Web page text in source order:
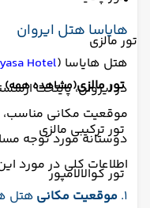
تور مالزی
تور مالزی(مشاهده همه)
تور ترکیبی مالزی
تور کوالالامپور
هایاسا هتل ایروان
هتل هایاسا (Hotel
در ایروان، پایتخت
موقعیت مکانی
دوستانه مورد توجه
اطلاعات کلی در مورد
۱. موقعیت مکانی هتل